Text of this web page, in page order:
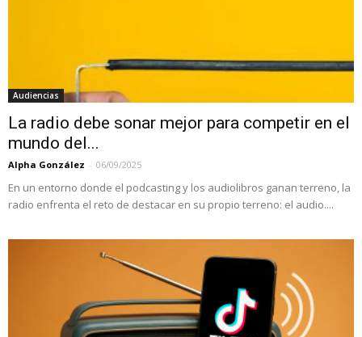
Audiencias
La radio debe sonar mejor para competir en el
mundo del...
Alpha González - 06/09/2025
En un entorno donde el podcasting y los audiolibros ganan terreno, la
radio enfrenta el reto de destacar en su propio terreno: el audio....